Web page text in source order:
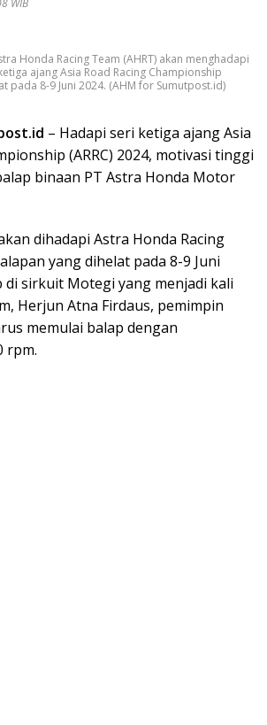
WIB
Honda Racing Team (AHRT) akan menghadapi
ajang Asia Road Racing Championship
pada 8-9 Juni 2024. (AHM for Sumutpost.id)
– Hadapi seri ketiga ajang Asia
(ARRC) 2024, motivasi tinggi
binaan PT Astra Honda Motor
dihadapi Astra Honda Racing
yang dihelat pada 8-9 Juni
di sirkuit Motegi yang menjadi kali
Herjun Atna Firdaus, pemimpin
memulai balap dengan
rpm.